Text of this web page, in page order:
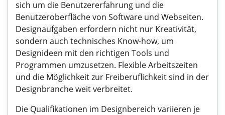
sich um die Benutzererfahrung und die
Benutzeroberfläche von Software und Webseiten.
Designaufgaben erfordern nicht nur Kreativität,
sondern auch technisches Know-how, um
Designideen mit den richtigen Tools und
Programmen umzusetzen. Flexible Arbeitszeiten
und die Möglichkeit zur Freiberuflichkeit sind in der
Designbranche weit verbreitet.
Die Qualifikationen im Designbereich variieren je